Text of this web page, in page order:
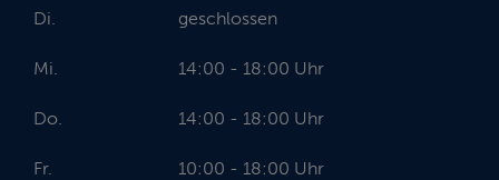
Di. geschlossen
Mi. 14:00 - 18:00 Uhr
Do. 14:00 - 18:00 Uhr
Fr. 10:00 - 18:00 Uhr